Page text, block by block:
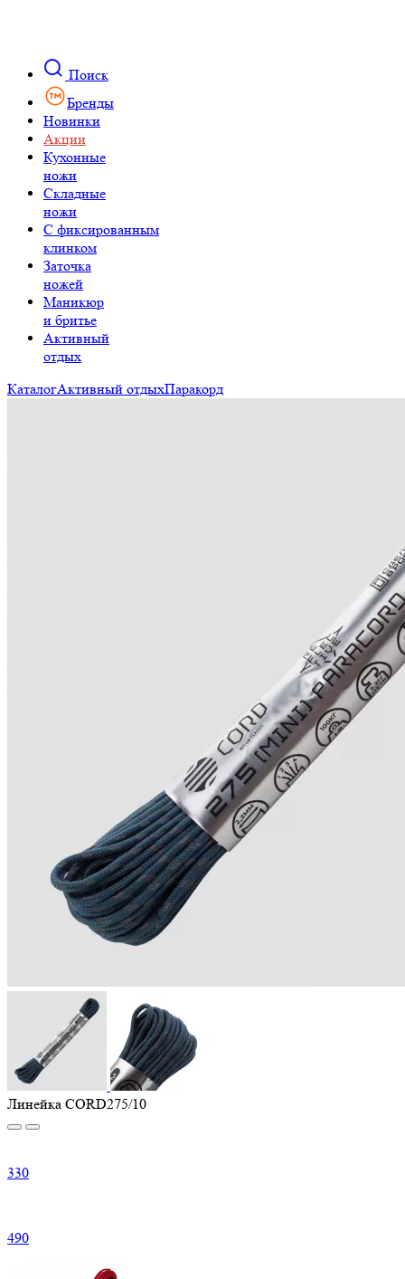
Поиск
Бренды
Новинки
Акции
Кухонные
ножи
Складные
ножи
C фиксированным
клинком
Заточка
ножей
Маникюр
и бритье
Активный
отдых
КаталогАктивный отдыхПаракорд
Линейка CORD275/10
330
490